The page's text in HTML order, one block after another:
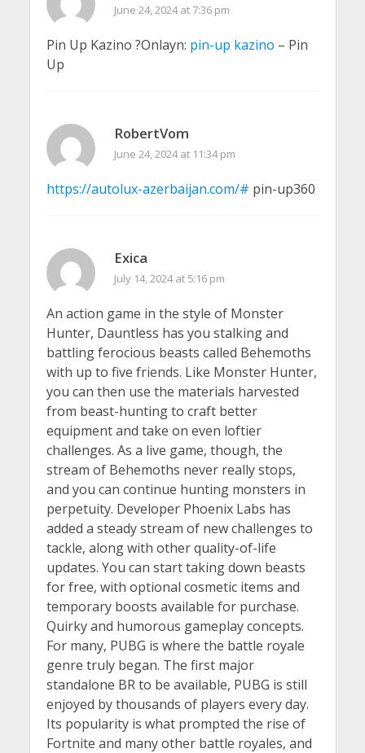
June 24, 2024 at 7:36 pm
Pin Up Kazino ?Onlayn: pin-up kazino – Pin
Up
RobertVom
June 24, 2024 at 11:34 pm
https://autolux-azerbaijan.com/# pin-up360
Exica
July 14, 2024 at 5:16 pm
An action game in the style of Monster
Hunter, Dauntless has you stalking and
battling ferocious beasts called Behemoths
with up to five friends. Like Monster Hunter,
you can then use the materials harvested
from beast-hunting to craft better
equipment and take on even loftier
challenges. As a live game, though, the
stream of Behemoths never really stops,
and you can continue hunting monsters in
perpetuity. Developer Phoenix Labs has
added a steady stream of new challenges to
tackle, along with other quality-of-life
updates. You can start taking down beasts
for free, with optional cosmetic items and
temporary boosts available for purchase.
Quirky and humorous gameplay concepts.
For many, PUBG is where the battle royale
genre truly began. The first major
standalone BR to be available, PUBG is still
enjoyed by thousands of players every day.
Its popularity is what prompted the rise of
Fortnite and many other battle royales, and